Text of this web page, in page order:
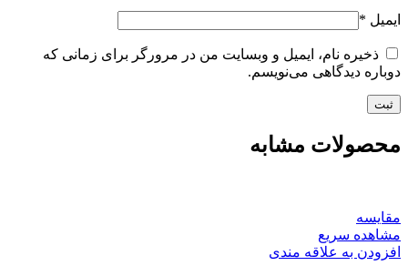
ایمیل *
ذخیره نام، ایمیل و وبسایت من در مرورگر برای زمانی که
دوباره دیدگاهی می‌نویسم.
محصولات مشابه
مقایسه
مشاهده سریع
افزودن به علاقه مندی